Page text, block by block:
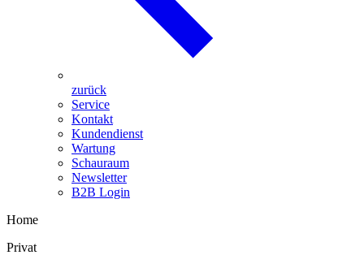
zurück
Service
Kontakt
Kundendienst
Wartung
Schauraum
Newsletter
B2B Login
Home
Privat